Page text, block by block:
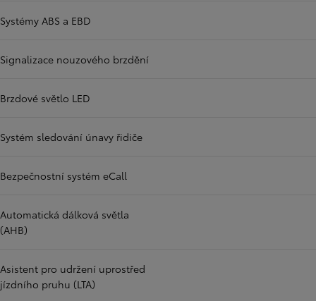
Systémy ABS a EBD
Signalizace nouzového brzdění
Brzdové světlo LED
Systém sledování únavy řidiče
Bezpečnostní systém eCall
Automatická dálková světla
(AHB)
Asistent pro udržení uprostřed
jízdního pruhu (LTA)